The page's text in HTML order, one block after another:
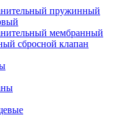
пружинный
мембранный
сбросной клапан